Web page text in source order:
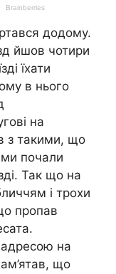
додому.
йшов чотири
їхати
в нього
на
з такими, що
почали
Так що на
і трохи
пропав
адресою на
що